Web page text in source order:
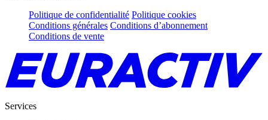
Politique de confidentialité Politique cookies
Conditions générales Conditions d’abonnement
Conditions de vente
Services